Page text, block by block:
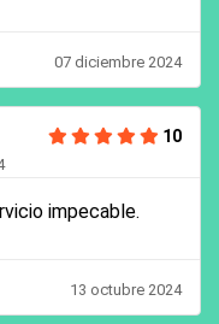
07 diciembre 2024
10
impecable.
13 octubre 2024